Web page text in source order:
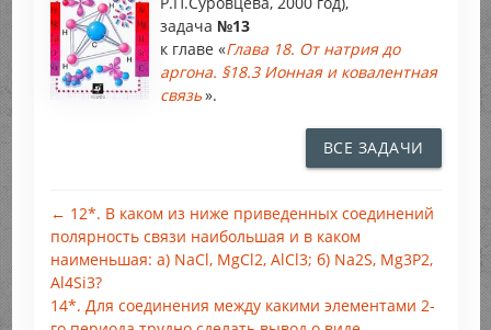
задача №13
к главе «Глава 18. От натрия до
аргона. §18.3 Ионная и ковалентная
связь».
ВСЕ ЗАДАЧИ
← 12*. В каком из ниже приведенных соединений
полярность связи наибольшая и в каком
наименьшая: a) NaCl, MgCl2, AlCl3; б) Na2S, Mg3P2,
Al4Si3?
14*. Для соединения между какими элементами 2-